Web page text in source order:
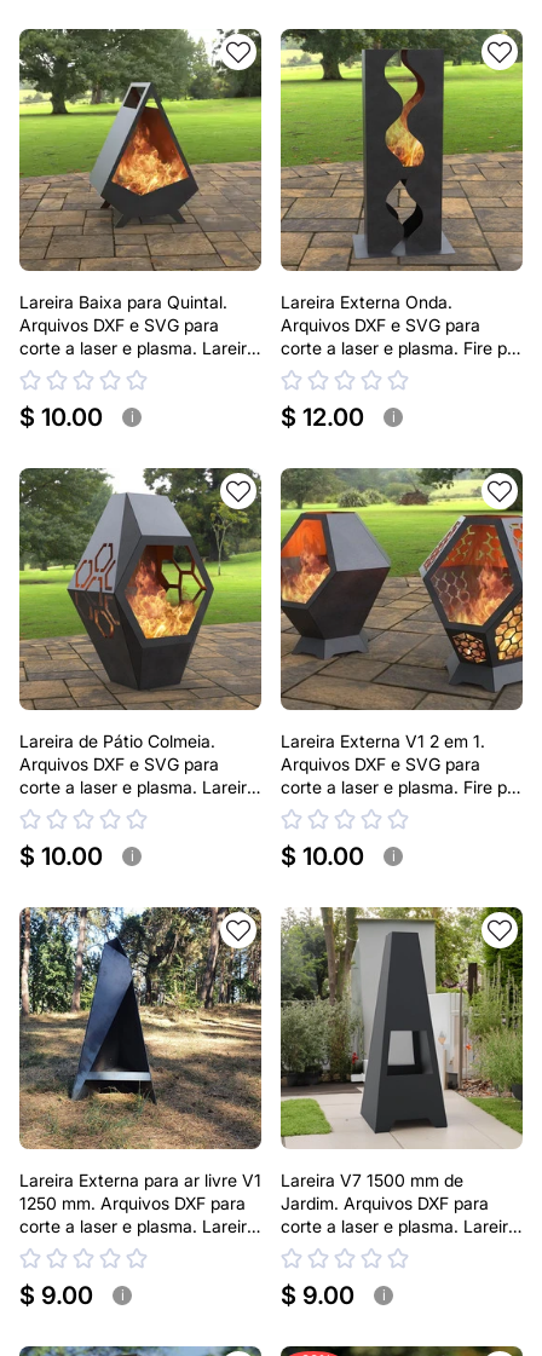
Lareira Baixa para Quintal.
Arquivos DXF e SVG para
corte a laser e plasma. Lareira
Externa para Jardim
$ 10.00 i
Lareira Externa Onda.
Arquivos DXF e SVG para
corte a laser e plasma. Fire pit
para Pátio
$ 12.00 i
Lareira de Pátio Colmeia.
Arquivos DXF e SVG para
corte a laser e plasma. Lareira
de Quintal
$ 10.00 i
Lareira Externa V1 2 em 1.
Arquivos DXF e SVG para
corte a laser e plasma. Fire pit
para Pátio
$ 10.00 i
Lareira Externa para ar livre V1
1250 mm. Arquivos DXF para
corte a laser e plasma. Lareira
tipo Chaminea
$ 9.00 i
Lareira V7 1500 mm de
Jardim. Arquivos DXF para
corte a laser e plasma. Lareira
Externa Pirâmide
$ 9.00 i